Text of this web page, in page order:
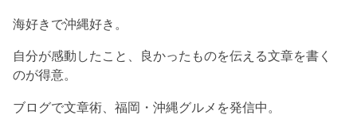
海好きで沖縄好き。
自分が感動したこと、良かったものを伝える文章を書く
のが得意。
ブログで文章術、福岡・沖縄グルメを発信中。